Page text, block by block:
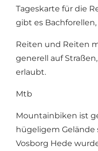
Tageskarte für die
gibt es
Reiten und Reiten
generell auf
erlaubt.
Mtb
Mountainbiken ist
hügeligem Gelände
Vosborg Hede